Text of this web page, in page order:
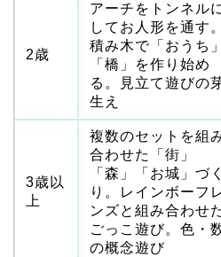
2歳
アーチをトンネル
してお人形を通す。
積み木で「おうち」
「橋」を作り始め
る。見立て遊びの
生え
3歳以
上
複数のセットを組
合わせた「街」
「森」「お城」づく
り。レインボーフ
ンズと組み合わせ
ごっこ遊び。色・
の概念遊び